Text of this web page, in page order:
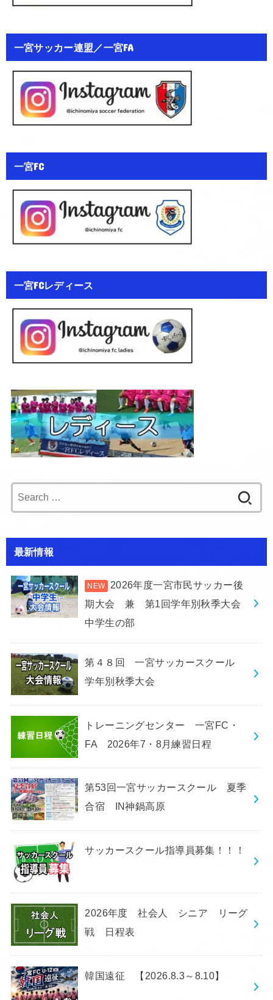
一宮サッカー連盟／一宮FA
一宮FC
一宮FCレディース
for:
最新情報
2026年度一宮市民サッカー後
期大会 兼 第1回学年別秋季大会
中学生の部
第４８回 一宮サッカースクール
学年別秋季大会
トレーニングセンター 一宮FC・
FA 2026年7・8月練習日程
第53回一宮サッカースクール 夏季
合宿 IN神鍋高原
サッカースクール指導員募集！！！
2026年度 社会人 シニア リーグ
戦 日程表
韓国遠征 【2026.8.3～8.10】